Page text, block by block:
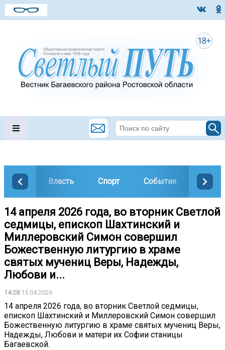
Власть Спорт События
14 апреля 2026 года, во вторник Светлой
седмицы, епископ Шахтинский и
Миллеровский Симон совершил
Божественную литургию в храме
святых мучениц Веры, Надежды,
Любови и...
14:2815.04.2026
14 апреля 2026 года, во вторник Светлой седмицы,
епископ Шахтинский и Миллеровский Симон совершил
Божественную литургию в храме святых мучениц Веры,
Надежды, Любови и матери их Софии станицы
Багаевской.